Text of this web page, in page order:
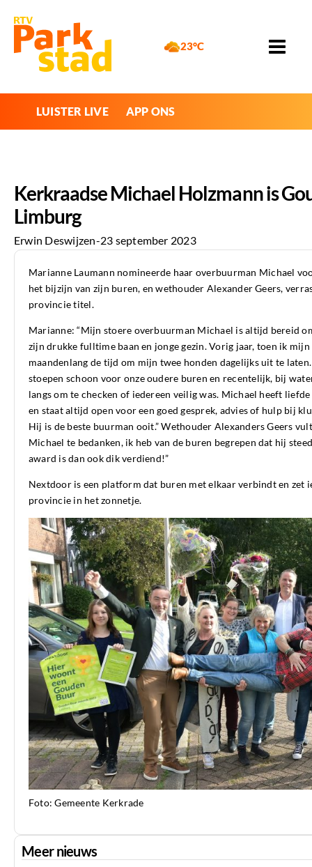
23°C
LUISTER LIVE APP ONS
Kerkraadse Michael Holzmann is
Limburg
Erwin Deswijzen-23 september 2023
Marianne Laumann nomineerde haar overbuurman Michael
het bijzijn van zijn buren, en wethouder Alexander Geers,
provincie titel.
Marianne: “Mijn stoere overbuurman Michael is altijd bereid
zijn drukke fulltime baan en jonge gezin. Vorig jaar, toen ik
maandenlang de tijd om mijn twee honden dagelijks uit te
stoepen schoon voor onze oudere buren en recentelijk, bij
langs om te checken of iedereen veilig was. Michael heeft
en staat altijd open voor een goed gesprek, advies of hulp bij
Hij is de beste buurman ooit.” Wethouder Alexanders Geers
Michael te bedanken, ik heb van de buren begrepen dat hij
award is dan ook dik verdiend!”
Nextdoor is een platform dat buren met elkaar verbindt en zet
provincie in het zonnetje.
Foto: Gemeente Kerkrade
Meer nieuws